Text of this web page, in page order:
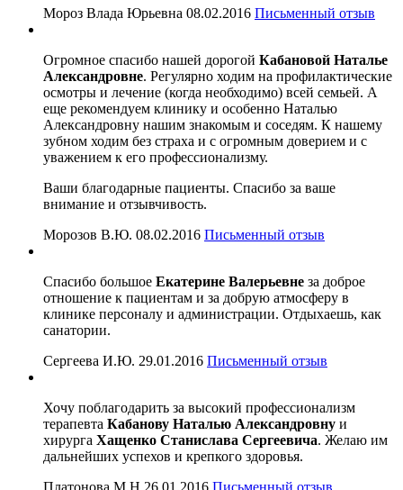
Мороз Влада Юрьевна 08.02.2016 Письменный отзыв
Огромное спасибо нашей дорогой Кабановой Наталье
Александровне. Регулярно ходим на профилактические
осмотры и лечение (когда необходимо) всей семьей. А
еще рекомендуем клинику и особенно Наталью
Александровну нашим знакомым и соседям. К нашему
зубном ходим без страха и с огромным доверием и с
уважением к его профессионализму.
Ваши благодарные пациенты. Спасибо за ваше
внимание и отзывчивость.
Морозов В.Ю. 08.02.2016 Письменный отзыв
Спасибо большое Екатерине Валерьевне за доброе
отношение к пациентам и за добрую атмосферу в
клинике персоналу и администрации. Отдыхаешь, как
санатории.
Сергеева И.Ю. 29.01.2016 Письменный отзыв
Хочу поблагодарить за высокий профессионализм
терапевта Кабанову Наталью Александровну и
хирурга Хащенко Станислава Сергеевича. Желаю им
дальнейших успехов и крепкого здоровья.
Платонова М.Н 26.01.2016 Письменный отзыв